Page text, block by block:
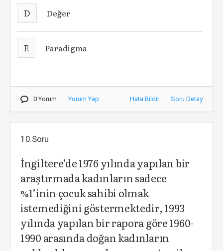
D Değer
E Paradigma
0 Yorum Yorum Yap Hata Bildir Soru Detay
10.Soru
İngiltere’de 1976 yılında yapılan bir
araştırmada kadınların sadece
%1’inin çocuk sahibi olmak
istemediğini göstermektedir, 1993
yılında yapılan bir rapora göre 1960-
1990 arasında doğan kadınların